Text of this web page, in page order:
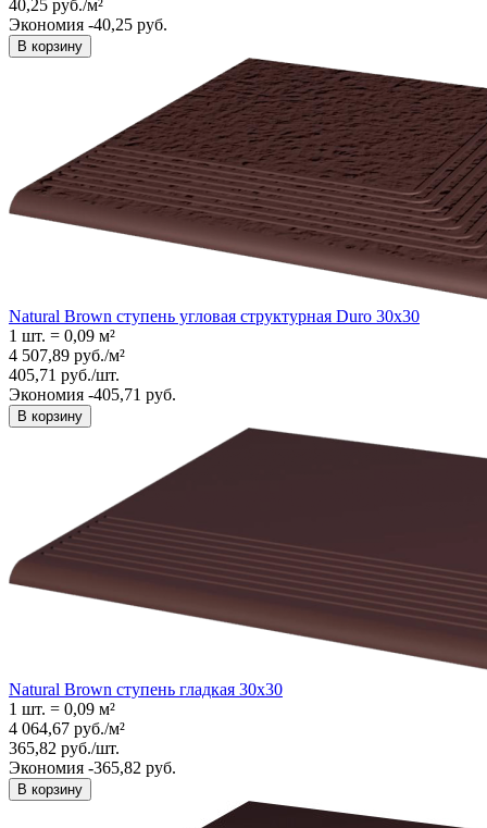
40,25 руб./м²
Экономия -40,25 руб.
В корзину
Natural Brown ступень угловая структурная Duro 30x30
1 шт. = 0,09 м²
4 507,89 руб./м²
405,71 руб./шт.
Экономия -405,71 руб.
В корзину
Natural Brown ступень гладкая 30x30
1 шт. = 0,09 м²
4 064,67 руб./м²
365,82 руб./шт.
Экономия -365,82 руб.
В корзину